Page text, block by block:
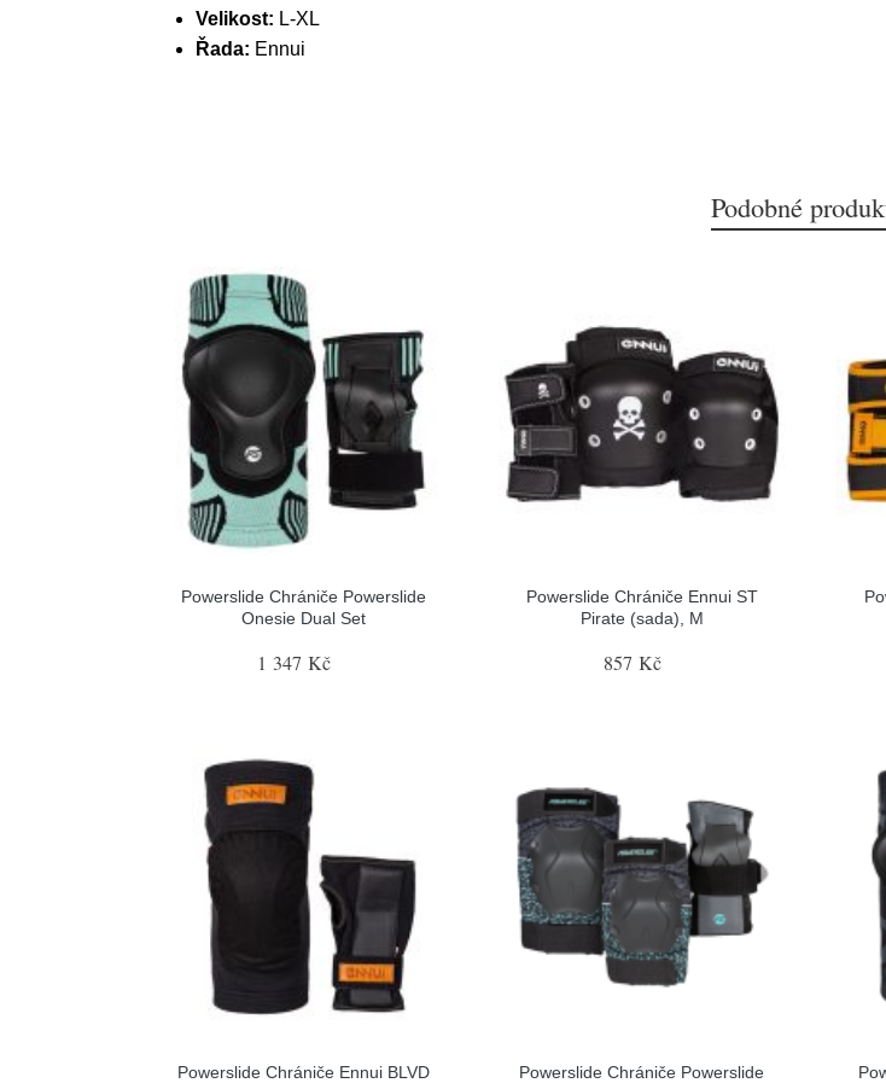
Velikost: L-XL
Řada: Ennui
Podobné
Powerslide Chrániče Powerslide
Onesie Dual Set
1 347 Kč
Powerslide Chrániče Ennui ST
Pirate (sada), M
857 Kč
Powerslide Chrániče Ennui BLVD
Powerslide Chrániče Powerslide